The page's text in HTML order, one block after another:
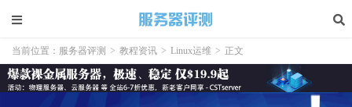
当前位置： 服务器评测 > 教程资讯 > Linux运维 > 正文